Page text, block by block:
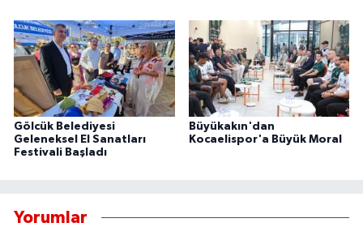
Gölcük Belediyesi
Geleneksel El Sanatları
Festivali Başladı
Büyükakın'dan
Kocaelispor'a Büyük Moral
Yorumlar